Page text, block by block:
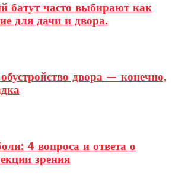
батут часто выбирают как
для дачи и двора.
двора — конечно,
4 вопроса и ответа о
зрения